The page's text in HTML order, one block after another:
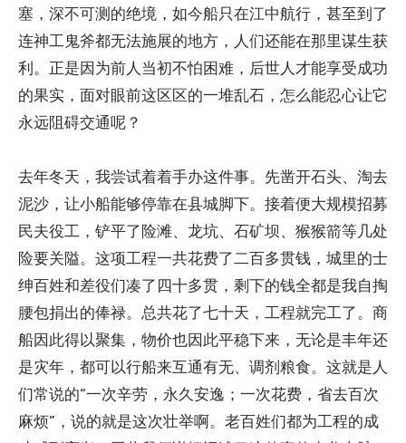
塞，深不可测的绝境，如今船只在江中航行，甚至到了
连神工鬼斧都无法施展的地方，人们还能在那里谋生获
利。正是因为前人当初不怕困难，后世人才能享受成功
的果实，面对眼前这区区的一堆乱石，怎么能忍心让它
永远阻碍交通呢？
去年冬天，我尝试着着手办这件事。先凿开石头、淘去
泥沙，让小船能够停靠在县城脚下。接着便大规模招募
民夫役工，铲平了险滩、龙坑、石矿坝、猴猴箭等几处
险要关隘。这项工程一共花费了二百多贯钱，城里的士
绅百姓和差役们凑了四十多贯，剩下的钱全都是我自掏
腰包捐出的俸禄。总共花了七十天，工程就完工了。商
船因此得以聚集，物价也因此平稳下来，无论是丰年还
是灾年，都可以行船来互通有无、调剂粮食。这就是人
们常说的“一次辛劳，永久安逸；一次花费，省去百次
麻烦”，说的就是这次壮举啊。老百姓们都为工程的成